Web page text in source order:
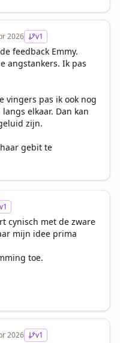
2026 v1
feedback Emmy.
angstankers. Ik pas
vingers pas ik ook nog
elkaar. Dan kan
zijn.
gebit te
v1
cynisch met de zware
mijn idee prima
2026 v1